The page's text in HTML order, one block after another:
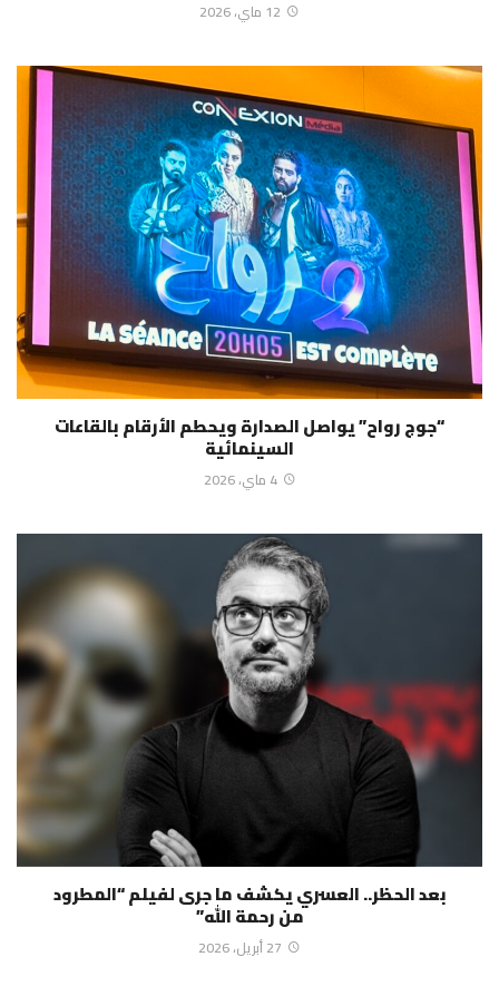
12 ماي، 2026
“جوج رواح” يواصل الصدارة ويحطم الأرقام بالقاعات
السينمائية
4 ماي، 2026
بعد الحظر.. العسري يكشف ما جرى لفيلم “المطرود
من رحمة الله”
27 أبريل، 2026